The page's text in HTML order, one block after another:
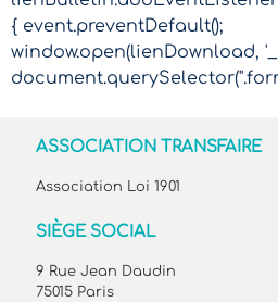
{ event.preventDefault();
window.open(lienDownload,
ASSOCIATION TRANSFAIRE
Association Loi 1901
SIÈGE SOCIAL
9 Rue Jean Daudin
75015 Paris